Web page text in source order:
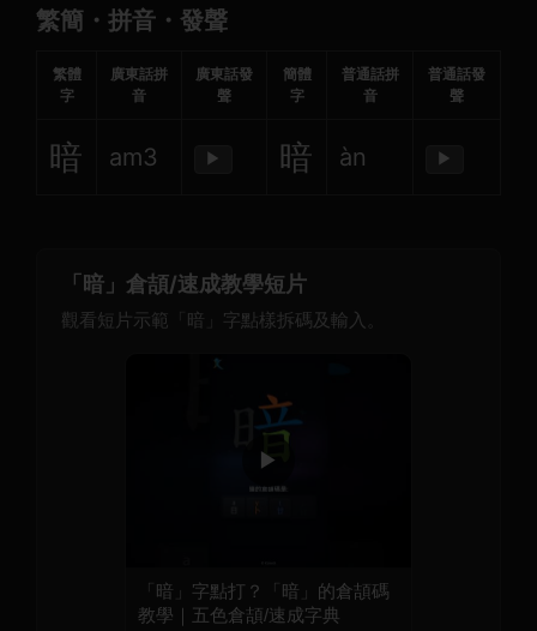
繁簡・拼音・發聲
繁體
字
廣東話拼
音
廣東話發
聲
簡體
字
普通話拼
音
普通話發
聲
暗 am3 ▶ 暗 àn ▶
「暗」倉頡/速成教學短片
觀看短片示範「暗」字點樣拆碼及輸入。
▶
「暗」字點打？「暗」的倉頡碼
教學｜五色倉頡/速成字典